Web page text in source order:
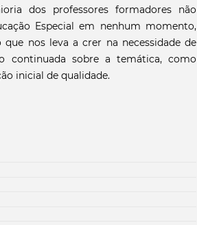
dos professores formadores não
Especial em nenhum momento,
nos leva a crer na necessidade de
continuada sobre a temática, como
inicial de qualidade.